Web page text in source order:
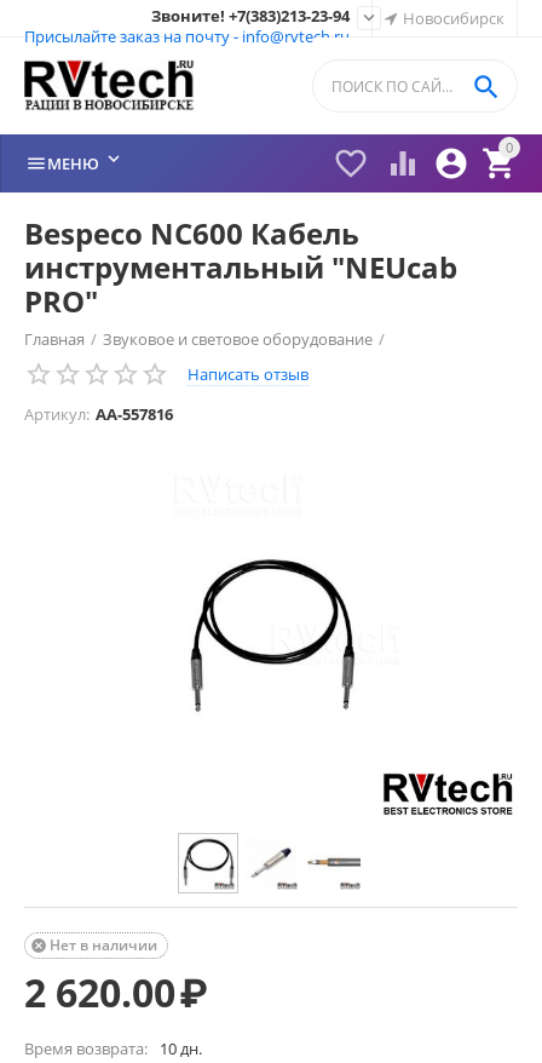
Новосибирск
Звоните! +7(383)213-23-94
Присылайте заказ на почту - info@rvtech.ru

0


 

МЕНЮ 
Bespeco NC600 Кабель
инструментальный "NEUcab
PRO"
Главная / Звуковое и световое оборудование /
Инструментальные кабели /
Написать отзыв
Артикул: AA-557816
Нет в наличии

2 620.00₽
Время возврата: 10 дн.